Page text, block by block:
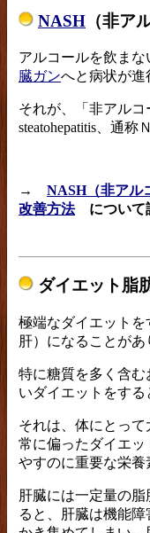
NASH （非ア
アルコールを飲まな
臓ガンへと病状が進
それが、「非アルコ
steatohepatitis、通称
→ NASH（非アル
改善方法について
ダイエット脂
極端なダイエット
肝）になることがあ
特に糖質を多く含
いダイエットをする
それは、体にとっ
常に偏ったダイエ
やすのに重要な栄養
肝臓には一定量の
ると、肝臓は機能